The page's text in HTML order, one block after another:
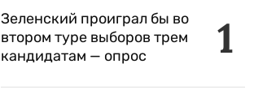
1
Зеленский проиграл бы во
втором туре выборов трем
кандидатам — опрос